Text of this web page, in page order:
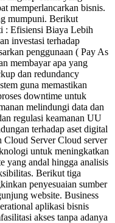
memperlancarkan bisnis.
mumpuni. Berikut
: Efisiensi Biaya Lebih
investasi terhadap
penggunaan ( Pay As
membayar apa yang
dan redundancy
guna memastikan
downtime untuk
melindungi data dan
regulasi keamanan UU
terhadap aset digital
Cloud Server Cloud server
untuk meningkatkan
yang andal hingga analisis
Berikut tiga
penyesuaian sumber
website. Business
aplikasi bisnis
akses tanpa adanya